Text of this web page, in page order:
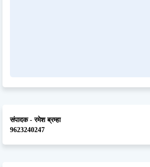
संपादक - रमेश ब्रम्हा
9623240247